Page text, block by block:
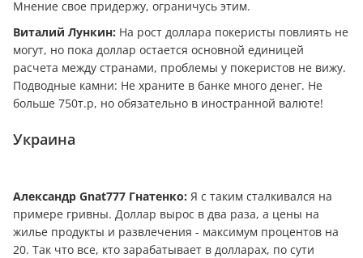
Мнение свое придержу, ограничусь этим.
Виталий Лункин: На рост доллара покеристы повлиять не
могут, но пока доллар остается основной единицей
расчета между странами, проблемы у покеристов не вижу.
Подводные камни: Не храните в банке много дeнeг. Не
больше 750т.р, но обязательно в иностранной валюте!
Украина
Александр Gnat777 Гнатенко: Я с таким сталкивался на
примере гривны. Доллар вырос в два раза, а цены на
жилье продукты и развлечения - максимум процентов на
20. Так что все, кто зарабатывает в долларах, по сути